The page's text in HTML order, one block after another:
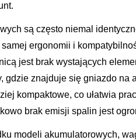
są często niemal
ergonomii i
jest brak wystających
gdzie znajduje się gniazdo na
kompaktowe, co ułatwia
brak emisji spalin jest
modeli akumulatorowych,